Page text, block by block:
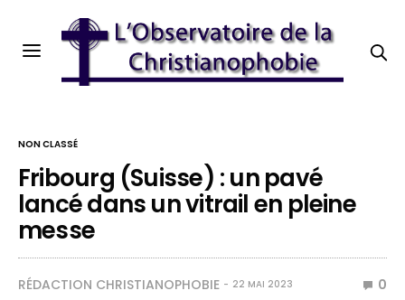
NON CLASSÉ
Fribourg (Suisse) : un pavé
lancé dans un vitrail en pleine
messe
RÉDACTION CHRISTIANOPHOBIE 22 MAI 2023 0